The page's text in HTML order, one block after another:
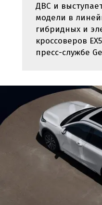
ДВС и
модели в
гибридных и
кроссоверов
пресс-службе